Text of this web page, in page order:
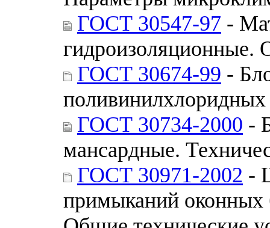
ГОСТ 30547-97 -
гидроизоляционные.
ГОСТ 30674-99 -
ГОСТ 30734-2000 -
мансардные.
ГОСТ 30971-2002 -
примыканий оконных